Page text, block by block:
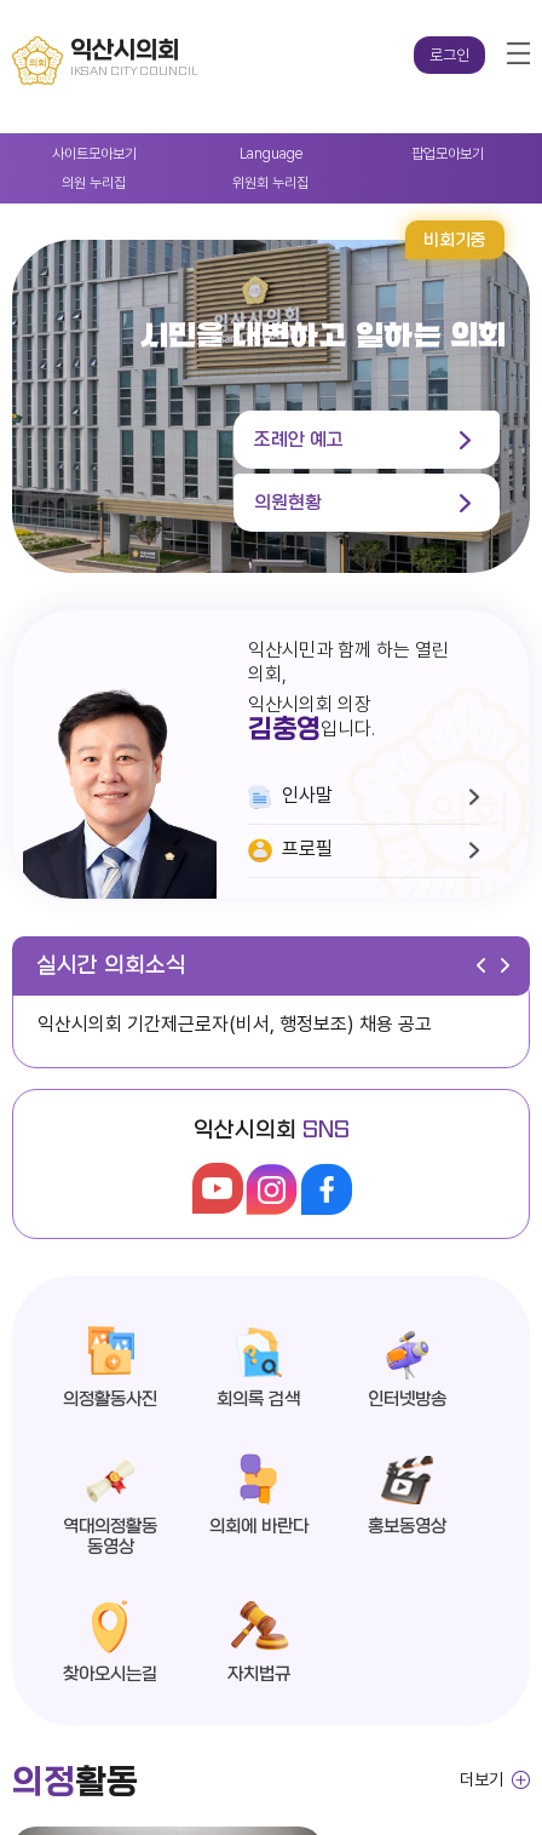
익산시의회
IKSAN CITY COUNCIL
로그인
사이트모아보기 Language 팝업모아보기
의원 누리집 위원회 누리집
비회기중
시민을 대변하고 일하는 의회
조례안 예고
의원현황
익산시민과 함께 하는 열린
의회,
익산시의회 의장
김충영입니다.
인사말
프로필
실시간 의회소식
다다익산(2026.1월호) 의회편
익산시의회 기간제근로자(비서, 행정보조) 채용 공고
익산시의회, 제279회 임시회 폐회
익산시의회 상임위원회 ‘현장 속으로!’
익산시의회, 제279회 임시회 개회
익산시의회 SNS
의정활동사진 회의록 검색 인터넷방송
역대의정활동
동영상
의회에 바란다 홍보동영상
찾아오시는길 자치법규
의정활동 더보기